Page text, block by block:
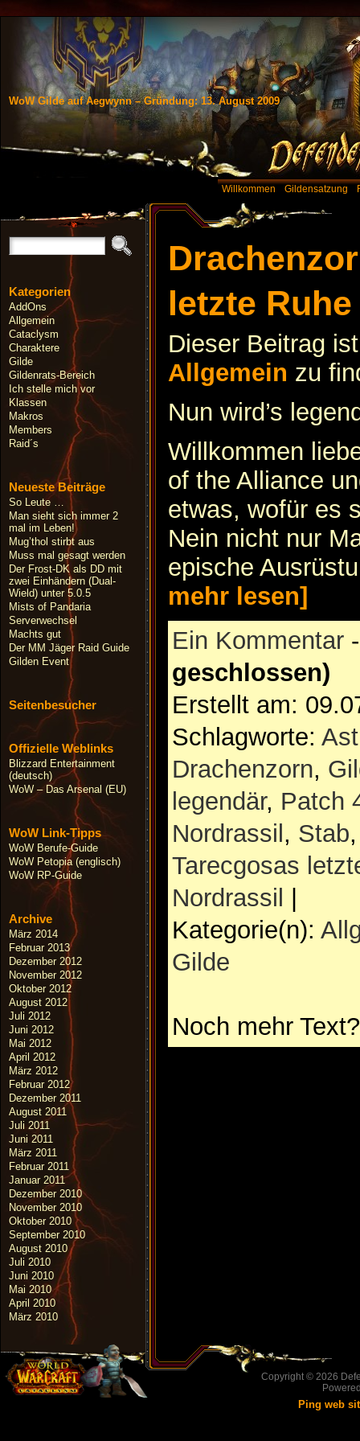
WoW Gilde auf Aegwynn – Gründung: 13. August 2009
Willkommen Gildensatzung
Kategorien
AddOns
Allgemein
Cataclysm
Charaktere
Gilde
Gildenrats-Bereich
Ich stelle mich vor
Klassen
Makros
Members
Raid´s
Neueste Beiträge
So Leute …
Man sieht sich immer 2
mal im Leben!
Mug’thol stirbt aus
Muss mal gesagt werden
Der Frost-DK als DD mit
zwei Einhändern (Dual-
Wield) unter 5.0.5
Mists of Pandaria
Serverwechsel
Machts gut
Der MM Jäger Raid Guide
Gilden Event
Seitenbesucher
Offizielle Weblinks
Blizzard Entertainment
(deutsch)
WoW – Das Arsenal (EU)
WoW Link-Tipps
WoW Berufe-Guide
WoW Petopia (englisch)
WoW RP-Guide
Archive
März 2014
Februar 2013
Dezember 2012
November 2012
Oktober 2012
August 2012
Juli 2012
Juni 2012
Mai 2012
April 2012
März 2012
Februar 2012
Dezember 2011
August 2011
Juli 2011
Juni 2011
März 2011
Februar 2011
Januar 2011
Dezember 2010
November 2010
Oktober 2010
September 2010
August 2010
Juli 2010
Juni 2010
Mai 2010
April 2010
März 2010
letzte Ruhe
Dieser Beitrag
Allgemein zu
Nun wird’s
Willkommen
of the Alliance
etwas, wofür es
Nein nicht nur
epische
mehr lesen]
Ein Kommentar
geschlossen)
Erstellt am:
Schlagworte:
Drachenzorn,
legendär, Patch
Nordrassil , Stab
Tarecgosas
Nordrassil
Kategorie(n):
Gilde
Noch mehr
Copyright © 2026
Ping web